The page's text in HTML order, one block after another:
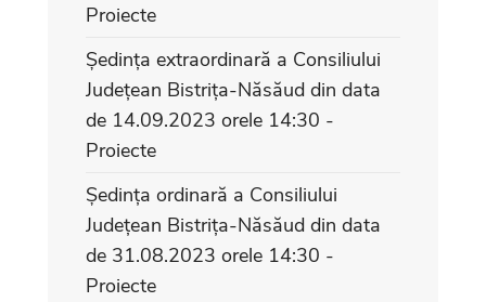
Proiecte
Ședința extraordinară a Consiliului
Județean Bistrița-Năsăud din data
de 14.09.2023 orele 14:30 -
Proiecte
Ședința ordinară a Consiliului
Județean Bistrița-Năsăud din data
de 31.08.2023 orele 14:30 -
Proiecte